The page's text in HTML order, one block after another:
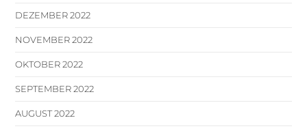
DEZEMBER 2022
NOVEMBER 2022
OKTOBER 2022
SEPTEMBER 2022
AUGUST 2022